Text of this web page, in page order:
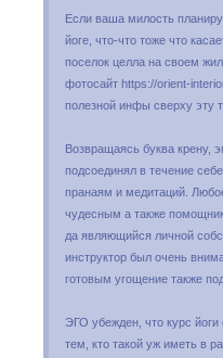
Если ваша милость
йоге, что-что тоже что
поселок целла на своем
фотосайт https://orient-
полезной инфы сверху эту
Возвращаясь буква крену,
подсоединял в течение
пранаям и медитаций.
чудесным а также
да являющийся личной
инструктор был очень
готовым угощение также
ЭГО убежден, что курс
тем, кто такой уж иметь в